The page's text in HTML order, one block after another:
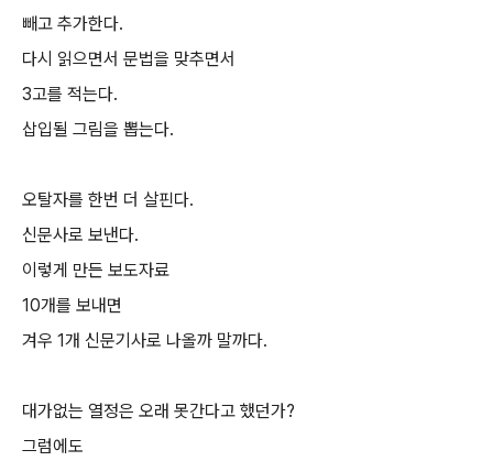
빼고 추가한다.
다시 읽으면서 문법을 맞추면서
3고를 적는다.
삽입될 그림을 뽑는다.
오탈자를 한번 더 살핀다.
신문사로 보낸다.
이렇게 만든 보도자료
10개를 보내면
겨우 1개 신문기사로 나올까 말까다.
대가없는 열정은 오래 못간다고 했던가?
그럼에도